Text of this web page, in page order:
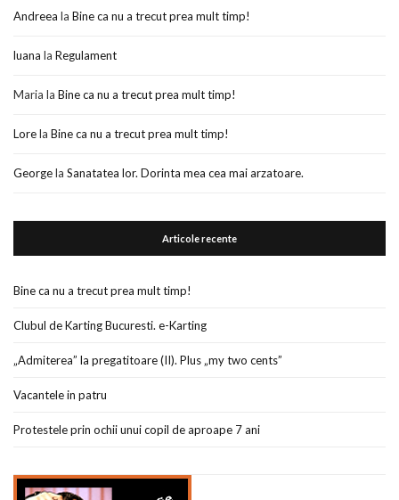
Andreea la Bine ca nu a trecut prea mult timp!
luana la Regulament
Maria la Bine ca nu a trecut prea mult timp!
Lorela Bine ca nu a trecut prea mult timp!
Georgela Sanatatea lor. Dorinta mea cea mai arzatoare.
Articole recente
Bine ca nu a trecut prea mult timp!
Clubul de Karting Bucuresti. e-Karting
„Admiterea” la pregatitoare (II). Plus „my two cents”
Vacantele in patru
Protestele prin ochii unui copil de aproape 7 ani